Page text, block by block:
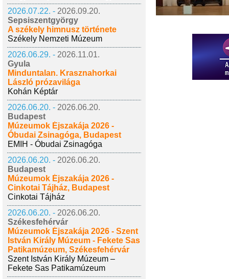
2026.07.22. - 2026.09.20.
Sepsiszentgyörgy
A székely himnusz története
Székely Nemzeti Múzeum
2026.06.29. - 2026.11.01.
Gyula
Minduntalan. Krasznahorkai
László prózavilága
Kohán Képtár
2026.06.20. - 2026.06.20.
Budapest
Múzeumok Éjszakája 2026 -
Óbudai Zsinagóga, Budapest
EMIH - Óbudai Zsinagóga
2026.06.20. - 2026.06.20.
Budapest
Múzeumok Éjszakája 2026 -
Cinkotai Tájház, Budapest
Cinkotai Tájház
2026.06.20. - 2026.06.20.
Székesfehérvár
Múzeumok Éjszakája 2026 - Szent
István Király Múzeum - Fekete Sas
Patikamúzeum, Székesfehérvár
Szent István Király Múzeum –
Fekete Sas Patikamúzeum